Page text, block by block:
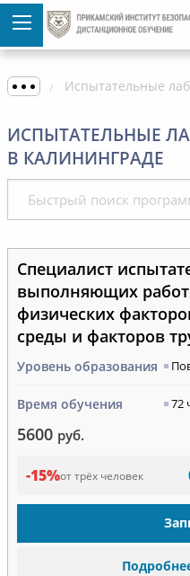
Испытательные
ИСПЫТАТЕЛЬНЫЕ
В КАЛИНИНГРАДЕ
Специалист
выполняющих
физических
среды и факторов
Уровень образования
Время обучения 72
5600 руб.
-15%от трёх человек